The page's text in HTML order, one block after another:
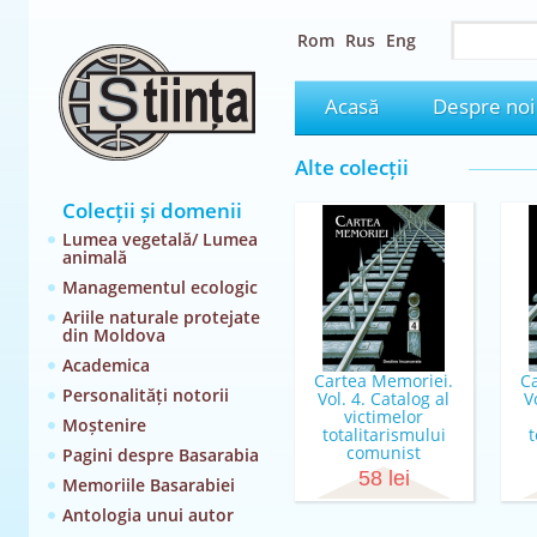
Colecții și domenii
Lumea vegetală/ Lumea
animală
Managementul ecologic
Ariile naturale protejate
din Moldova
Academica
Personalități notorii
Moștenire
Pagini despre Basarabia
Memoriile Basarabiei
Antologia unui autor
Rom Rus Eng
Acasă Despre noi
Alte colecții
Cartea Memoriei.
Vol. 4. Catalog al
victimelor
totalitarismului
comunist
Coordonator Elena
Postică
58 lei